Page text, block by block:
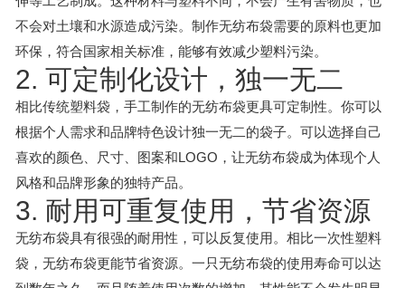
不会对土壤和水源造成污染。制作无纺布袋需要的原料也更加
环保，符合国家相关标准，能够有效减少塑料污染。
2. 可定制化设计，独一无二
相比传统塑料袋，手工制作的无纺布袋更具可定制性。你可以
根据个人需求和品牌特色设计独一无二的袋子。可以选择自己
喜欢的颜色、尺寸、图案和LOGO，让无纺布袋成为体现个人
风格和品牌形象的独特产品。
3. 耐用可重复使用，节省资源
无纺布袋具有很强的耐用性，可以反复使用。相比一次性塑料
袋，无纺布袋更能节省资源。一只无纺布袋的使用寿命可以达